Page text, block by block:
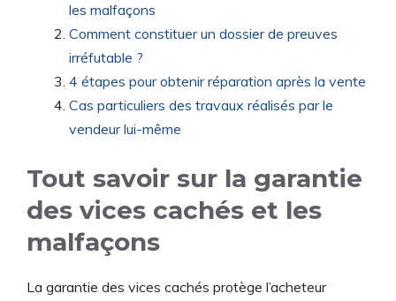
les malfaçons
Comment constituer un dossier de preuves
irréfutable ?
4 étapes pour obtenir réparation après la vente
Cas particuliers des travaux réalisés par le
vendeur lui-même
Tout savoir sur la garantie
des vices cachés et les
malfaçons
La garantie des vices cachés protège l’acheteur